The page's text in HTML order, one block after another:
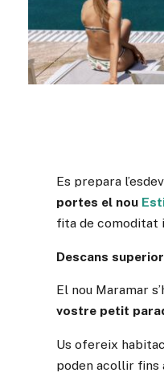
Es prepara
portes el nou
fita de comoditat
Descans superior
El nou Maramar
vostre petit
Us ofereix
poden acollir fins